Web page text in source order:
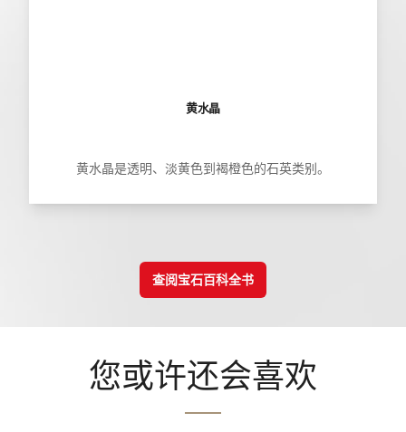
黄水晶
黄水晶是透明、淡黄色到褐橙色的石英类别。
查阅宝石百科全书
您或许还会喜欢